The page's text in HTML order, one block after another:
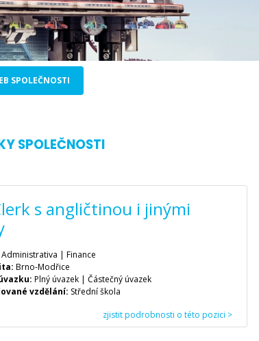
SPOLEČNOSTI
SPOLEČNOSTI
s angličtinou i jinými
Administrativa | Finance
Brno-Modřice
Plný úvazek| Částečný úvazek
vzdělání: Střední škola
zjistit podrobnosti o této pozici >